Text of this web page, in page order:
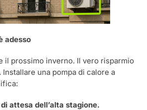
adesso
il prossimo inverno. Il vero risparmio
una pompa di calore a
attesa dell’alta stagione.